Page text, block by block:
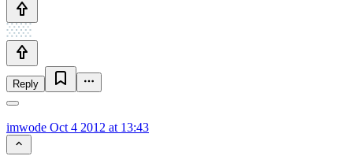
Reply
imwode Oct 4 2012 at 13:43